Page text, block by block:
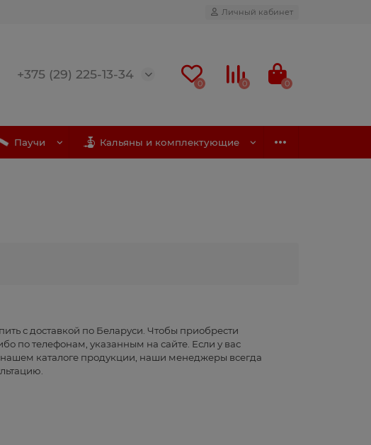
Личный кабинет
+375 (29) 225-13-34
0 0 0
Паучи Кальяны и комплектующие
с доставкой по Беларуси. Чтобы приобрести
по телефонам, указанным на сайте. Если у вас
каталоге продукции, наши менеджеры всегда